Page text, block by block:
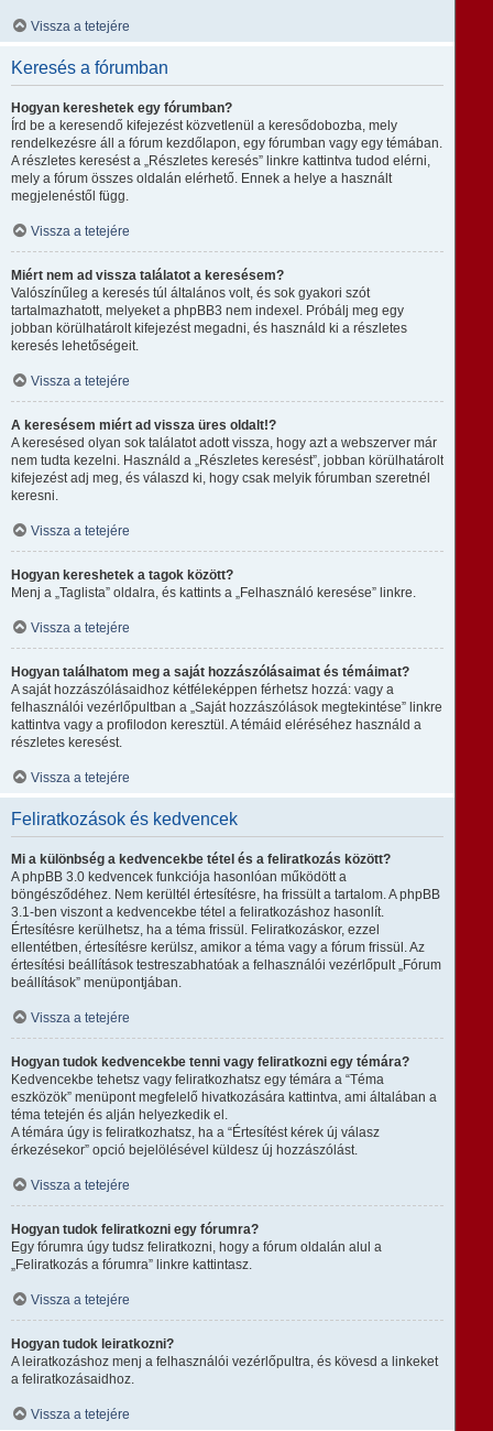
Vissza a tetejére
Keresés a fórumban
Hogyan kereshetek egy fórumban?
Írd be a keresendő kifejezést közvetlenül a keresődobozba, mely
rendelkezésre áll a fórum kezdőlapon, egy fórumban vagy egy témában.
A részletes keresést a „Részletes keresés” linkre kattintva tudod elérni,
mely a fórum összes oldalán elérhető. Ennek a helye a használt
megjelenéstől függ.
Vissza a tetejére
Miért nem ad vissza találatot a keresésem?
Valószínűleg a keresés túl általános volt, és sok gyakori szót
tartalmazhatott, melyeket a phpBB3 nem indexel. Próbálj meg egy
jobban körülhatárolt kifejezést megadni, és használd ki a részletes
keresés lehetőségeit.
Vissza a tetejére
A keresésem miért ad vissza üres oldalt!?
A keresésed olyan sok találatot adott vissza, hogy azt a webszerver már
nem tudta kezelni. Használd a „Részletes keresést”, jobban körülhatárolt
kifejezést adj meg, és válaszd ki, hogy csak melyik fórumban szeretnél
keresni.
Vissza a tetejére
Hogyan kereshetek a tagok között?
Menj a „Taglista” oldalra, és kattints a „Felhasználó keresése” linkre.
Vissza a tetejére
Hogyan találhatom meg a saját hozzászólásaimat és témáimat?
A saját hozzászólásaidhoz kétféleképpen férhetsz hozzá: vagy a
felhasználói vezérlőpultban a „Saját hozzászólások megtekintése” linkre
kattintva vagy a profilodon keresztül. A témáid eléréséhez használd a
részletes keresést.
Vissza a tetejére
Feliratkozások és kedvencek
Mi a különbség a kedvencekbe tétel és a feliratkozás között?
A phpBB 3.0 kedvencek funkciója hasonlóan működött a
böngésződéhez. Nem kerültél értesítésre, ha frissült a tartalom. A phpBB
3.1-ben viszont a kedvencekbe tétel a feliratkozáshoz hasonlít.
Értesítésre kerülhetsz, ha a téma frissül. Feliratkozáskor, ezzel
ellentétben, értesítésre kerülsz, amikor a téma vagy a fórum frissül. Az
értesítési beállítások testreszabhatóak a felhasználói vezérlőpult „Fórum
beállítások” menüpontjában.
Vissza a tetejére
Hogyan tudok kedvencekbe tenni vagy feliratkozni egy témára?
Kedvencekbe tehetsz vagy feliratkozhatsz egy témára a “Téma
eszközök” menüpont megfelelő hivatkozására kattintva, ami általában a
téma tetején és alján helyezkedik el.
A témára úgy is feliratkozhatsz, ha a “Értesítést kérek új válasz
érkezésekor” opció bejelölésével küldesz új hozzászólást.
Vissza a tetejére
Hogyan tudok feliratkozni egy fórumra?
Egy fórumra úgy tudsz feliratkozni, hogy a fórum oldalán alul a
„Feliratkozás a fórumra” linkre kattintasz.
Vissza a tetejére
Hogyan tudok leiratkozni?
A leiratkozáshoz menj a felhasználói vezérlőpultra, és kövesd a linkeket
a feliratkozásaidhoz.
Vissza a tetejére